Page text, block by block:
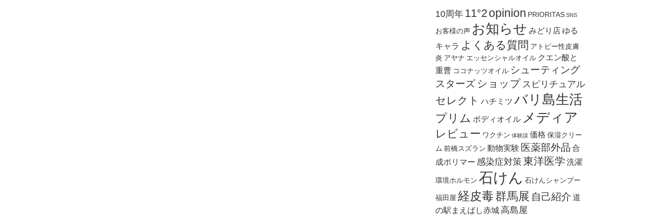
10周年 11°2opinion PRIORITAS SNS
お客様の声 お知らせ みどり店 ゆる
キャラ よくある質問 アトピー性皮膚
炎 アヤナ エッセンシャルオイル クエン酸と
重曹 ココナッツオイル シューティング
スターズ ショップ スピリチュアル
セレクト ハチミツ バリ島生活
プリム ボディオイル メディア
レビュー ワクチン 体験談 価格 保湿クリー
ム 前橋スズラン 動物実験 医薬部外品 合
成ポリマー 感染症対策 東洋医学 洗濯
環境ホルモン 石けん 石けんシャンプー
福田屋 経皮毒群馬展 自己紹介 道
の駅まえばし赤城 高島屋